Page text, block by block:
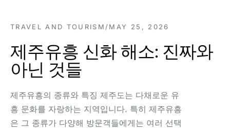
TRAVEL AND TOURISM /MAY 25, 2026
제주유흥 신화 해소: 진짜와
아닌 것들
제주유흥의 종류와 특징 제주도는 다채로운 유
흥 문화를 자랑하는 지역입니다. 특히 제주유흥
은 그 종류가 다양해 방문객들에게는 여러 선택